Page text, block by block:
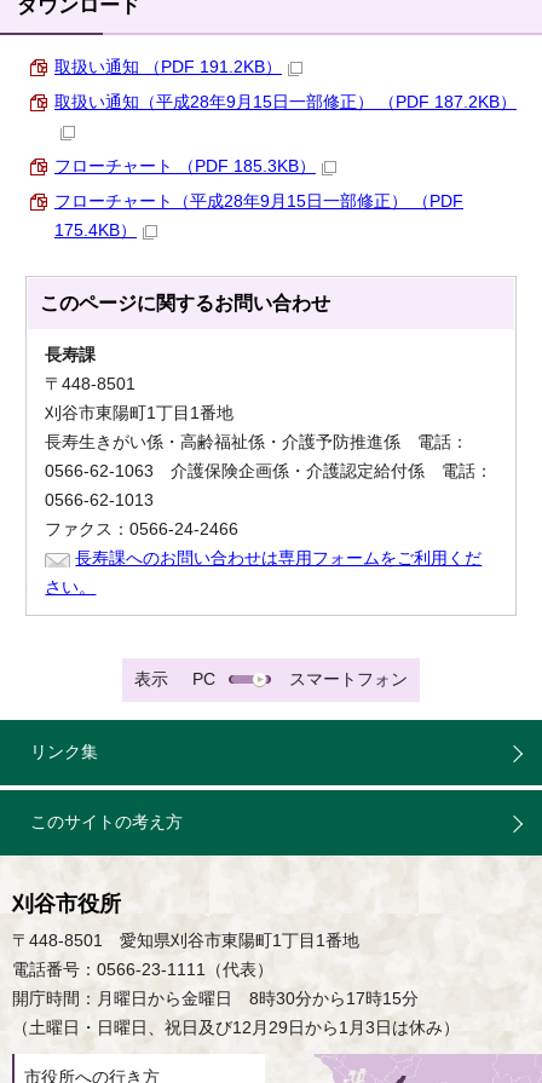
ダウンロード
取扱い通知 （PDF 191.2KB）
取扱い通知（平成28年9月15日一部修正） （PDF 187.2KB）
フローチャート （PDF 185.3KB）
フローチャート（平成28年9月15日一部修正） （PDF
175.4KB）
このページに関するお問い合わせ
長寿課
〒448-8501
刈谷市東陽町1丁目1番地
長寿生きがい係・高齢福祉係・介護予防推進係 電話：
0566-62-1063 介護保険企画係・介護認定給付係 電話：
0566-62-1013
ファクス：0566-24-2466
長寿課へのお問い合わせは専用フォームをご利用くだ
さい。
表示 PC スマートフォン
リンク集
このサイトの考え方
刈谷市役所
〒448-8501 愛知県刈谷市東陽町1丁目1番地
電話番号：0566-23-1111（代表）
開庁時間：月曜日から金曜日 8時30分から17時15分
（土曜日・日曜日、祝日及び12月29日から1月3日は休み）
市役所への行き方